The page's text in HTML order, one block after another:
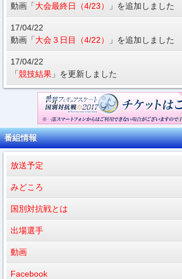
動画「大会最終日（4/23） 」を追加しました
17/04/22
動画「大会３日目（4/22） 」を追加しました
17/04/22
「競技結果 」を更新しました
番組情報
放送予定
みどころ
国別対抗戦とは
出場選手
動画
Facebook